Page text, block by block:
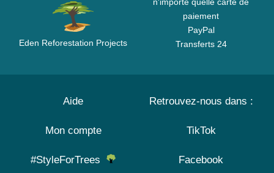
Eden Reforestation Projects
n'importe quelle carte de
paiement
PayPal
Transferts 24
Aide
Mon compte
#StyleForTrees
Retrouvez-nous dans :
TikTok
Facebook